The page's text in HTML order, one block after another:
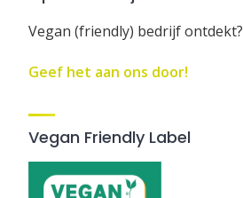
Vegan (friendly) bedrijf ontdekt?
Geef het aan ons door!
Vegan Friendly Label